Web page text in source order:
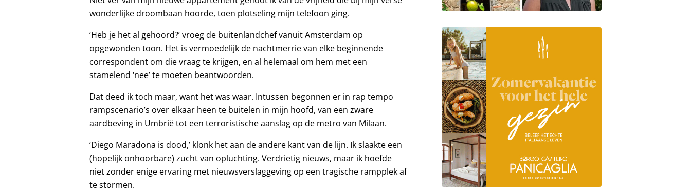
wonderlijke droombaan hoorde, toen plotseling mijn telefoon ging.
‘Heb je het al gehoord?’ vroeg de buitenlandchef vanuit Amsterdam op
opgewonden toon. Het is vermoedelijk de nachtmerrie van elke beginnende
correspondent om die vraag te krijgen, en al helemaal om hem met een
stamelend ‘nee’ te moeten beantwoorden.
Dat deed ik toch maar, want het was waar. Intussen begonnen er in rap tempo
rampscenario’s over elkaar heen te buitelen in mijn hoofd, van een zware
aardbeving in Umbrië tot een terroristische aanslag op de metro van Milaan.
‘Diego Maradona is dood,’ klonk het aan de andere kant van de lijn. Ik slaakte een
(hopelijk onhoorbare) zucht van opluchting. Verdrietig nieuws, maar ik hoefde
niet zonder enige ervaring met nieuwsverslaggeving op een tragische rampplek af
te stormen.